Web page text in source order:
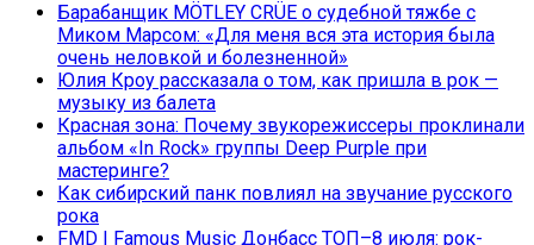
Барабанщик MÖTLEY CRÜE о судебной тяжбе с
Миком Марсом: «Для меня вся эта история была
очень неловкой и болезненной»
Юлия Кроу рассказала о том, как пришла в рок —
музыку из балета
Красная зона: Почему звукорежиссеры проклинали
альбом «In Rock» группы Deep Purple при
мастеринге?
Как сибирский панк повлиял на звучание русского
рока
FMD | Famous Music Донбасс ТОП–8 июля: рок-